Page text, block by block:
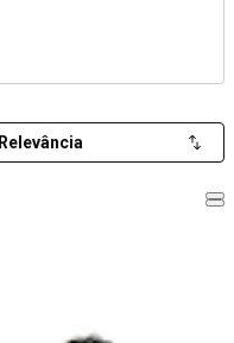
Relevância